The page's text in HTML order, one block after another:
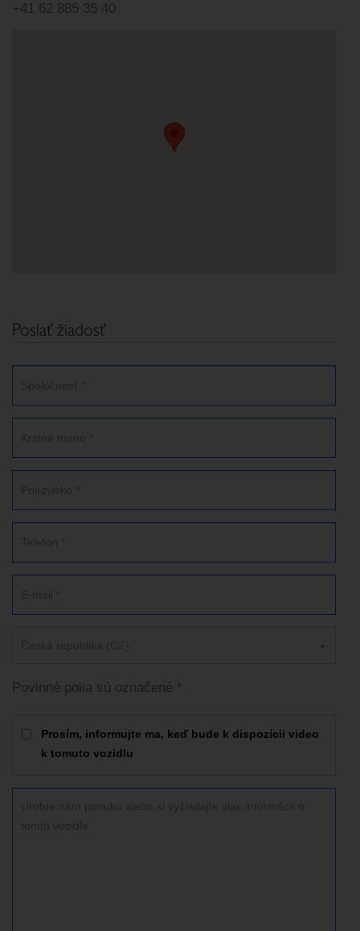
+41 62 885 35 40
Poslať žiadosť
Povinné polia sú označené *
Prosím, informujte ma, keď bude k dispozícii video
k tomuto vozidlu